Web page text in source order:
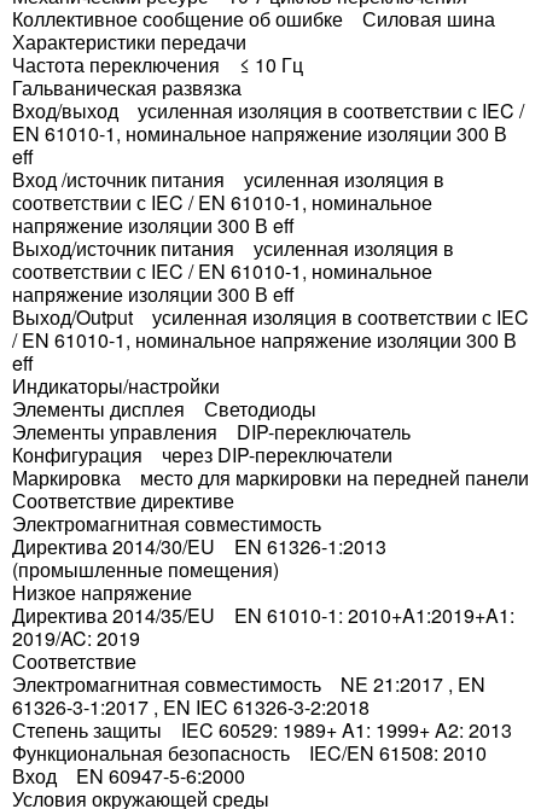
Коллективное сообщение об ошибке Силовая шина
Характеристики передачи
Частота переключения ≤ 10 Гц
Гальваническая развязка
Вход/выход усиленная изоляция в соответствии с IEC /
EN 61010-1, номинальное напряжение изоляции 300 В
eff
Вход /источник питания усиленная изоляция в
соответствии с IEC / EN 61010-1, номинальное
напряжение изоляции 300 В eff
Выход/источник питания усиленная изоляция в
соответствии с IEC / EN 61010-1, номинальное
напряжение изоляции 300 В eff
Выход/Output усиленная изоляция в соответствии с IEC
/ EN 61010-1, номинальное напряжение изоляции 300 В
eff
Индикаторы/настройки
Элементы дисплея Светодиоды
Элементы управления DIP-переключатель
Конфигурация через DIP-переключатели
Маркировка место для маркировки на передней панели
Соответствие директиве
Электромагнитная совместимость
Директива 2014/30/EU EN 61326-1:2013
(промышленные помещения)
Низкое напряжение
Директива 2014/35/EU EN 61010-1: 2010+A1:2019+A1:
2019/AC: 2019
Соответствие
Электромагнитная совместимость NE 21:2017 , EN
61326-3-1:2017 , EN IEC 61326-3-2:2018
Степень защиты IEC 60529: 1989+ A1: 1999+ A2: 2013
Функциональная безопасность IEC/EN 61508: 2010
Вход EN 60947-5-6:2000
Условия окружающей среды